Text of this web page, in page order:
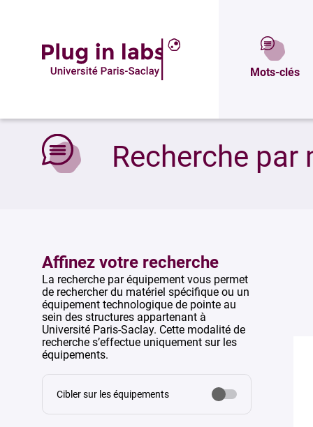
Mots-clés
Recherche par
Affinez votre recherche
La recherche par équipement vous permet
de rechercher du matériel spécifique ou un
équipement technologique de pointe au
sein des structures appartenant à
Université Paris-Saclay. Cette modalité de
recherche s’effectue uniquement sur les
équipements.
Cibler sur les équipements